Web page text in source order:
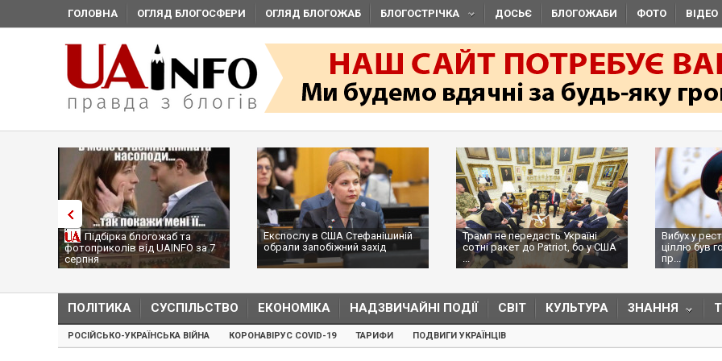
ГОЛОВНА ОГЛЯД БЛОГОСФЕРИ ОГЛЯД БЛОГОЖАБ БЛОГОСТРІЧКА ДОСЬЄ БЛОГОЖАБИ ФОТО ВІДЕО
Підбірка блогожаб та
фотоприколів від UAINFO за 7
серпня
Експослу в США Стефанішиній
обрали запобіжний захід
Трамп не передасть Україні
сотні ракет до Patriot, бо у США
...
Вибух у
ціллю був
пр...
ПОЛІТИКА СУСПІЛЬСТВО ЕКОНОМІКА НАДЗВИЧАЙНІ ПОДІЇ СВІТ КУЛЬТУРА ЗНАННЯ
РОСІЙСЬКО-УКРАЇНСЬКА ВІЙНА КОРОНАВІРУС COVID-19 ТАРИФИ ПОДВИГИ УКРАЇНЦІВ